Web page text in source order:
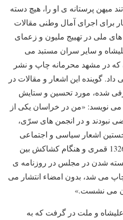
میهن پرستانه ی او را، هیچ دسته
برای اجرای آمال وطنی مقالات
ملی در تهییج ملیون و زعمای
و سایر سران مستبد می
در مشهد محرمانه چاپ و نشر
گوینده این اشعار و مقالات در
شده، مورد تحسین و ستایش
نویسد: «من در خراسان یکی از
نبودند و در انجمن های سرّی،
اشعار سیاسی و اجتماعی
من در بین سال های 1325 و 1326 قمری و هنگام کشاکش بین
شدن در مجلس در روزنامه ی
می شد، بدون امضاء انتشار می
می نشست.»
و ملت در گرفت که به